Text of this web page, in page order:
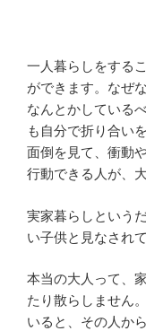
一人暮らしをする
ができます。なぜ
なんとかしている
も自分で折り合い
面倒を見て、衝動
行動できる人が、大
実家暮らしという
い子供と見なされ
本当の大人って、
たり散らしません
いると、その人か